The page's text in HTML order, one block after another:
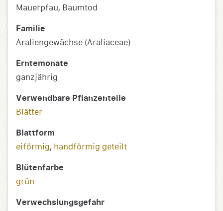
Mauerpfau, Baumtod
Familie
Araliengewächse (Araliaceae)
Erntemonate
ganzjährig
Verwendbare Pflanzenteile
Blätter
Blattform
eiförmig, handförmig geteilt
Blütenfarbe
grün
Verwechslungsgefahr